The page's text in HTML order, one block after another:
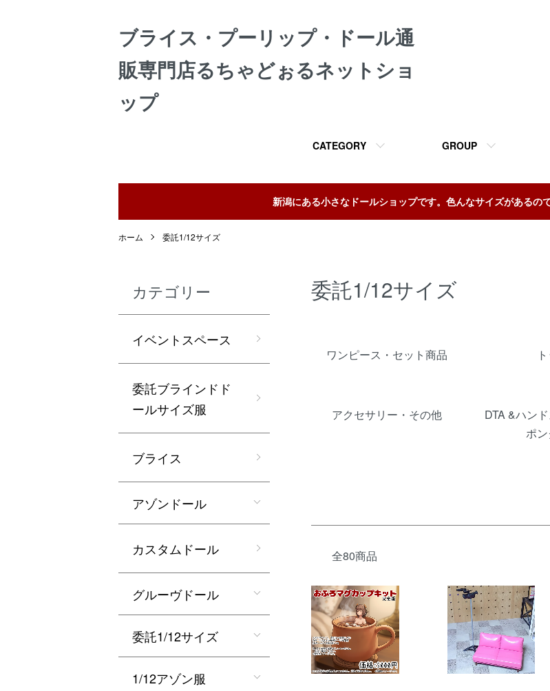
ブライス・プーリップ・ドール通
販専門店るちゃどぉるネットショ
ップ
CATEGORY GROUP
新潟にある小さなドールショップです。色んなサイズがあるの
ホーム 委託1/12サイズ
委託1/12サイズ
ワンピース・セット商品
アクセサリー・その他
DTA &ハン
ポ
全80商品
カテゴリー
イベントスペース
委託ブラインドド
ールサイズ服
ブライス
アゾンドール
カスタムドール
グルーヴドール
委託1/12サイズ
1/12アゾン服